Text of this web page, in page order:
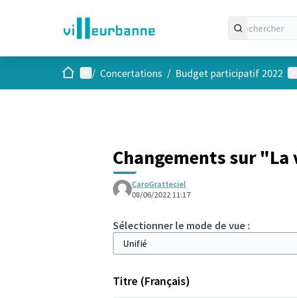
AccueilMenu principal
/ Concertations / Budget participatif 2022
Changements sur
CaroGratteciel
08/06/2022 11:17
Sélectionner le mode de vue :
Titre (Français)